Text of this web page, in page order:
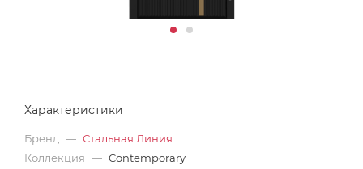
Характеристики
Бренд — Стальная Линия
Коллекция — Contemporary